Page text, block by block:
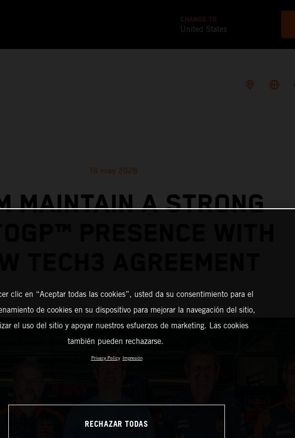
CHANGE TO
United States
16 may 2026
MAINTAIN A STRONG
PRESENCE WITH
clic en “Aceptar todas las cookies”, usted da su consentimiento para el
de cookies en su dispositivo para mejorar la navegación del sitio,
el uso del sitio y apoyar nuestros esfuerzos de marketing. Las cookies
también pueden rechazarse.
Privacy Policy Impresión
RECHAZAR TODAS